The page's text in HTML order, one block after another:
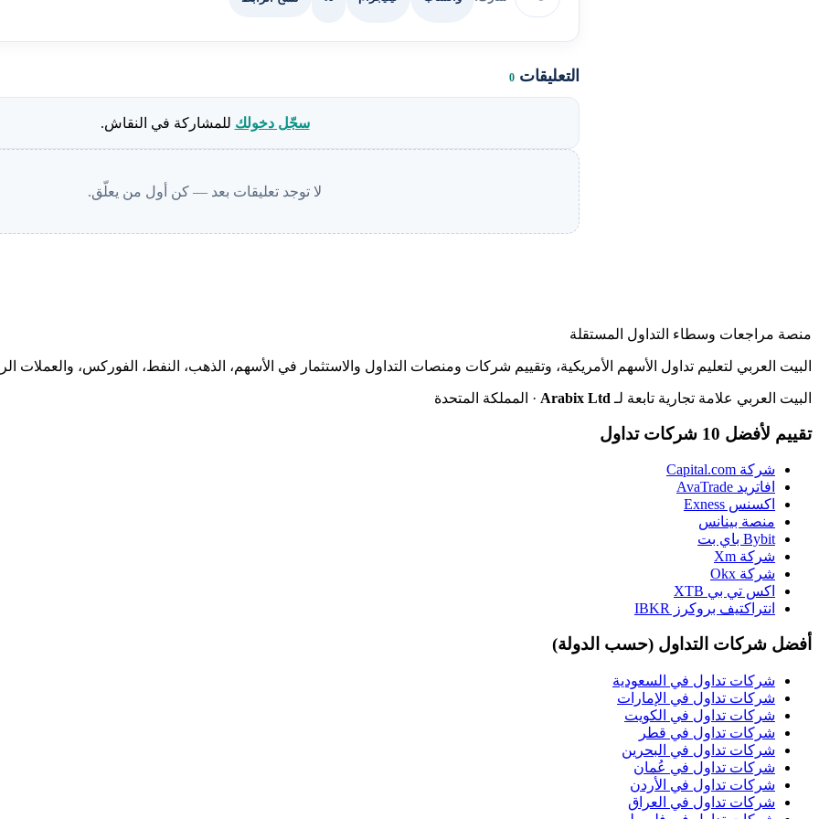
التعليقات 0
سجّل دخولك للمشاركة في النقاش.
لا توجد تعليقات بعد — كن أول من يعلّق.
منصة مراجعات وسطاء التداول المستقلة
البيت العربي لتعليم تداول الأسهم الأمريكية، وتقييم شركات ومنصات التداول والاستثمار في الأسهم، الذهب، النفط، الفوركس، والعملات
البيت العربي علامة تجارية تابعة لـ Arabix Ltd · المملكة المتحدة
تقييم لأفضل 10 شركات تداول
شركة Capital.com
افاتريد AvaTrade
اكسنس Exness
منصة بينانس
Bybit باي بت
شركة Xm
شركة Okx
اكس تي بي XTB
انتراكتيف بروكرز IBKR
أفضل شركات التداول (حسب الدولة)
شركات تداول في السعودية
شركات تداول في الإمارات
شركات تداول في الكويت
شركات تداول في قطر
شركات تداول في البحرين
شركات تداول في عُمان
شركات تداول في الأردن
شركات تداول في العراق